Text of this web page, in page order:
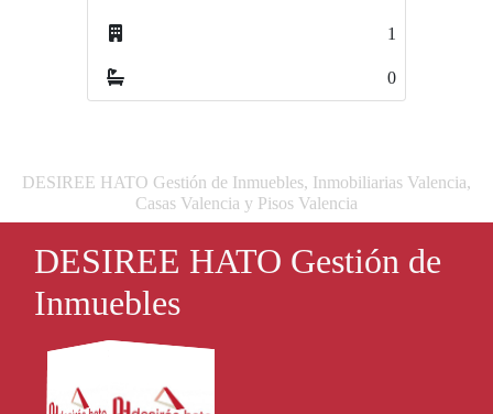
1
0
DESIREE HATO Gestión de Inmuebles, Inmobiliarias Valencia,
Casas Valencia y Pisos Valencia
DESIREE HATO Gestión de
Inmuebles